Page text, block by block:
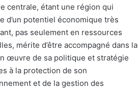
centrale, étant une région qui
d’un potentiel économique très
pas seulement en ressources
mérite d’être accompagné dans la
œuvre de sa politique et stratégie
à la protection de son
et de la gestion des